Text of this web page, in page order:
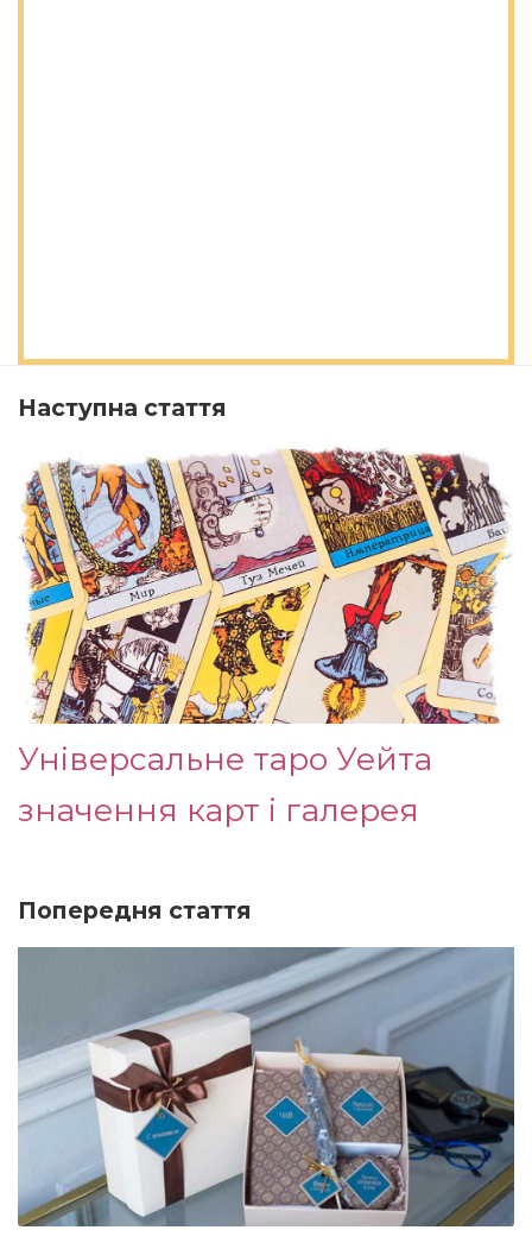
Наступна стаття
Універсальне таро Уейта
значення карт і галерея
Попередня стаття